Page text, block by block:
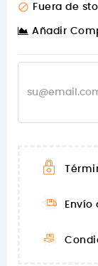
 Fuera de
Añadir
Envío